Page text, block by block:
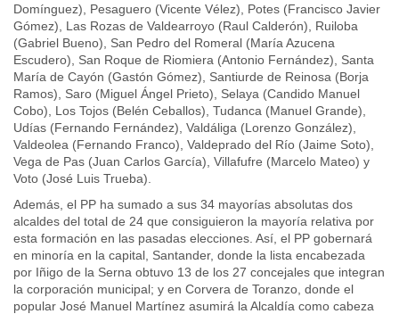
Domínguez), Pesaguero (Vicente Vélez), Potes (Francisco Javier
Gómez), Las Rozas de Valdearroyo (Raul Calderón), Ruiloba
(Gabriel Bueno), San Pedro del Romeral (María Azucena
Escudero), San Roque de Riomiera (Antonio Fernández), Santa
María de Cayón (Gastón Gómez), Santiurde de Reinosa (Borja
Ramos), Saro (Miguel Ángel Prieto), Selaya (Candido Manuel
Cobo), Los Tojos (Belén Ceballos), Tudanca (Manuel Grande),
Udías (Fernando Fernández), Valdáliga (Lorenzo González),
Valdeolea (Fernando Franco), Valdeprado del Río (Jaime Soto),
Vega de Pas (Juan Carlos García), Villafufre (Marcelo Mateo) y
Voto (José Luis Trueba).
Además, el PP ha sumado a sus 34 mayorías absolutas dos
alcaldes del total de 24 que consiguieron la mayoría relativa por
esta formación en las pasadas elecciones. Así, el PP gobernará
en minoría en la capital, Santander, donde la lista encabezada
por Iñigo de la Serna obtuvo 13 de los 27 concejales que integran
la corporación municipal; y en Corvera de Toranzo, donde el
popular José Manuel Martínez asumirá la Alcaldía como cabeza